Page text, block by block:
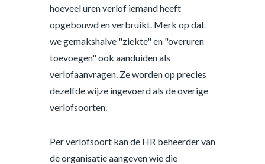
hoeveel uren verlof iemand heeft
opgebouwd en verbruikt. Merk op dat
we gemakshalve "ziekte" en "overuren
toevoegen" ook aanduiden als
verlofaanvragen. Ze worden op precies
dezelfde wijze ingevoerd als de overige
verlofsoorten.
Per verlofsoort kan de HR beheerder van
de organisatie aangeven wie die